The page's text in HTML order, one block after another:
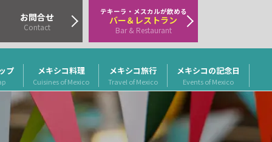
プ メキシコ料理
Cuisines of Mexico
メキシコ旅行
Travel of Mexico
メキシコの記念日
Events of Mexico
お問合せ
Contact
テキーラ・メスカルが飲める
バー＆レストラン
Bar & Restaurant